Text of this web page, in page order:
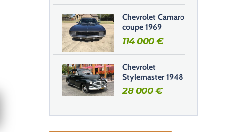
Chevrolet Camaro
coupe 1969
114 000€
Chevrolet
Stylemaster 1948
28 000€